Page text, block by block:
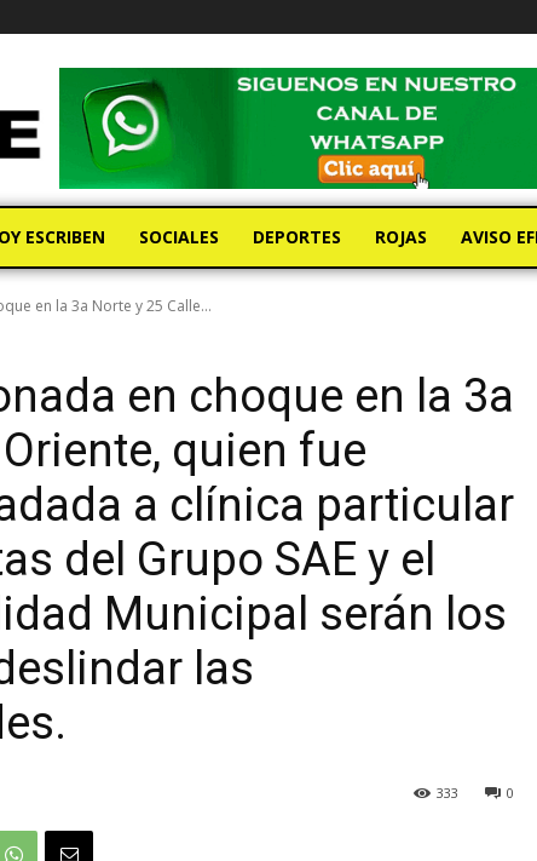
ESCRIBEN SOCIALES DEPORTES ROJAS AVISO
en la 3a Norte y 25 Calle...
en choque en la 3a
quien fue
a clínica particular
del Grupo SAE y el
Municipal serán los
las
0
333